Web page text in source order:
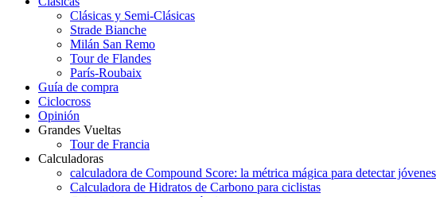
Clásicas y Semi-Clásicas
Strade Bianche
Milán San Remo
Tour de Flandes
París-Roubaix
Guía de compra
Ciclocross
Opinión
Grandes Vueltas
Tour de Francia
Calculadoras
calculadora de Compound Score: la métrica mágica para detectar
Calculadora de Hidratos de Carbono para ciclistas